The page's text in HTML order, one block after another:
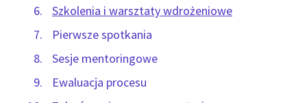
Szkolenia i warsztaty wdrożeniowe
Pierwsze spotkania
Sesje mentoringowe
Ewaluacja procesu